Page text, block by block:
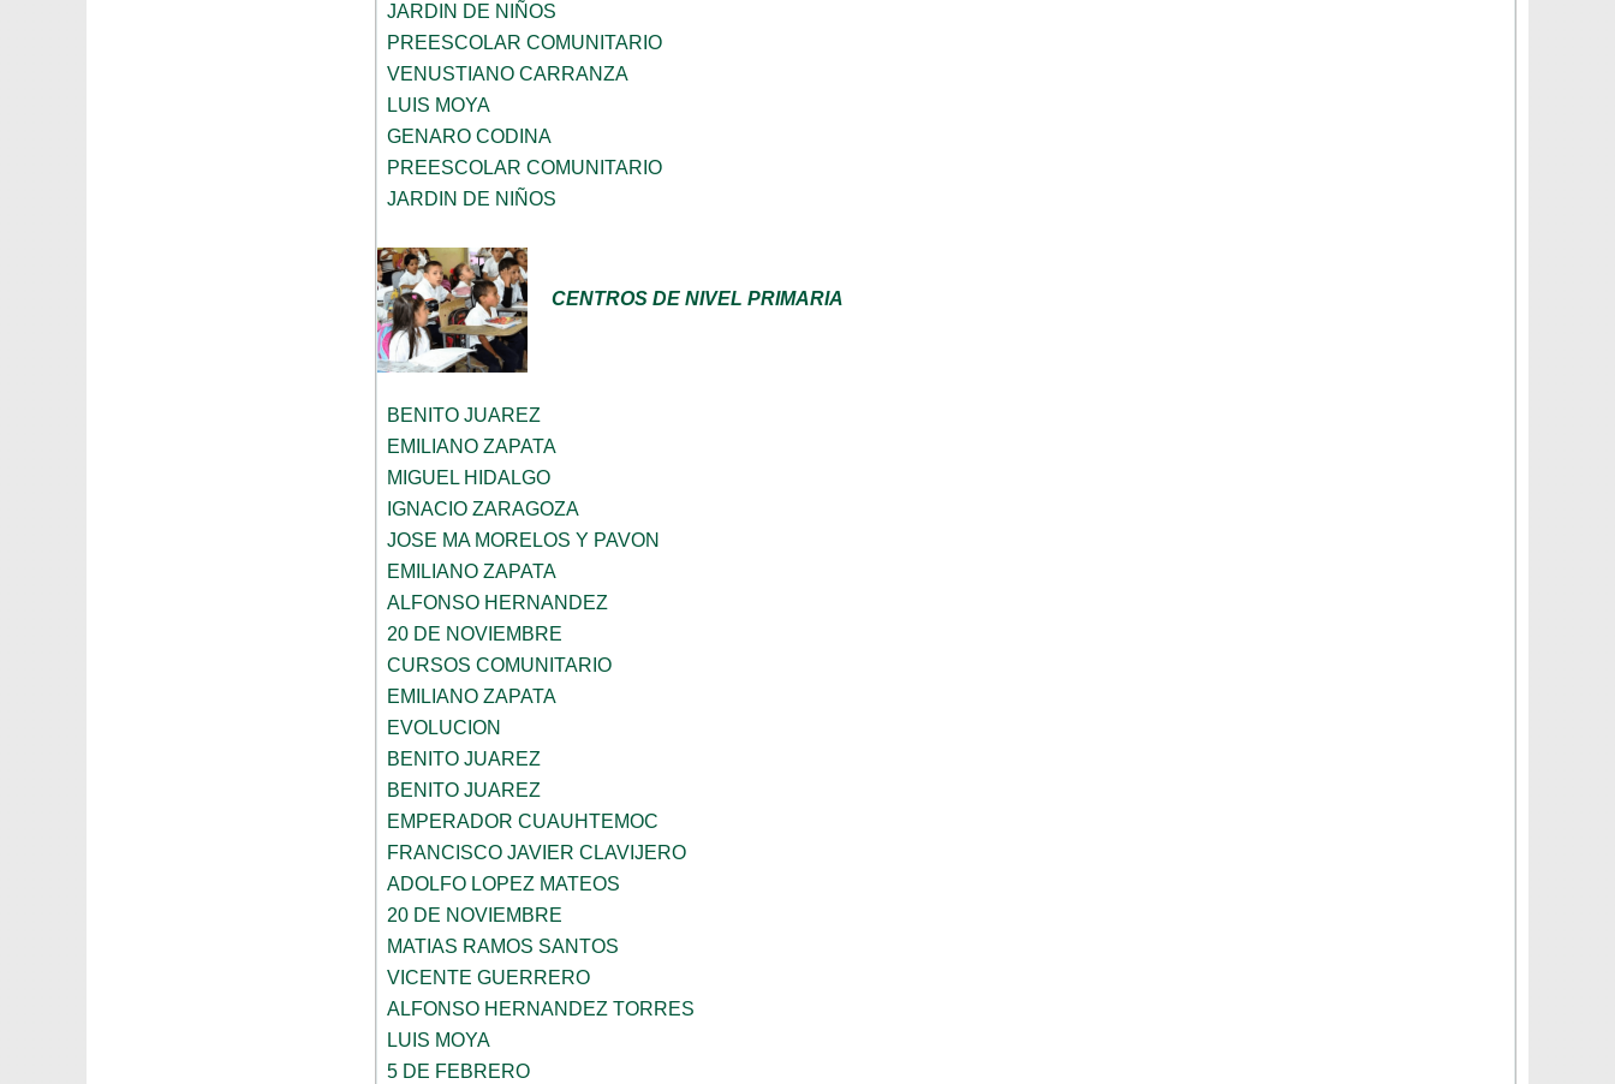
JARDIN DE NIÑOS
PREESCOLAR COMUNITARIO
VENUSTIANO CARRANZA
LUIS MOYA
GENARO CODINA
PREESCOLAR COMUNITARIO
JARDIN DE NIÑOS
CENTROS DE NIVEL PRIMARIA
BENITO JUAREZ
EMILIANO ZAPATA
MIGUEL HIDALGO
IGNACIO ZARAGOZA
JOSE MA MORELOS Y PAVON
EMILIANO ZAPATA
ALFONSO HERNANDEZ
20 DE NOVIEMBRE
CURSOS COMUNITARIO
EMILIANO ZAPATA
EVOLUCION
BENITO JUAREZ
BENITO JUAREZ
EMPERADOR CUAUHTEMOC
FRANCISCO JAVIER CLAVIJERO
ADOLFO LOPEZ MATEOS
20 DE NOVIEMBRE
MATIAS RAMOS SANTOS
VICENTE GUERRERO
ALFONSO HERNANDEZ TORRES
LUIS MOYA
5 DE FEBRERO